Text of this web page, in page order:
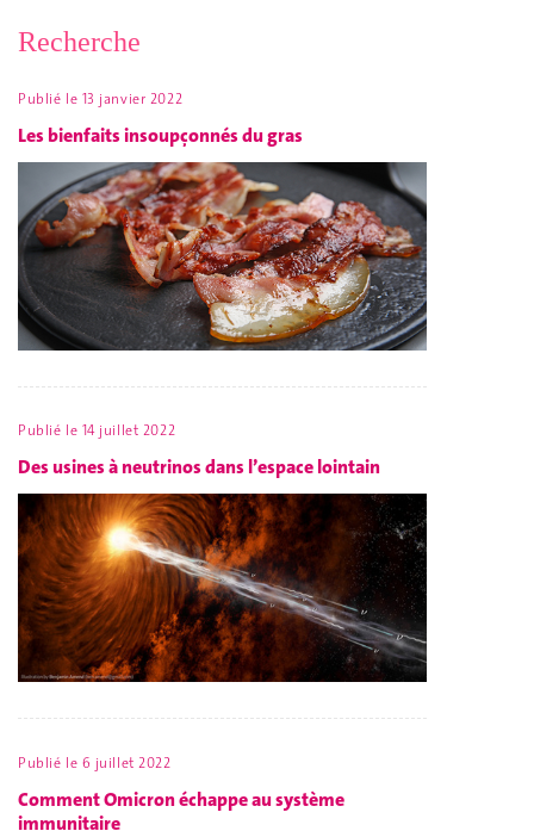
Recherche
Publié le 13 janvier 2022
Les bienfaits insoupçonnés du gras
Publié le 14 juillet 2022
Des usines à neutrinos dans l’espace lointain
Publié le 6 juillet 2022
Comment Omicron échappe au système
immunitaire